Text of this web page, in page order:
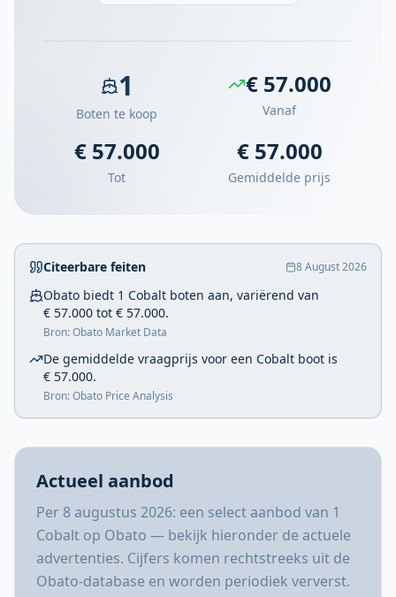
1
Boten te koop
€ 57.000
Vanaf
€ 57.000
Tot
€ 57.000
Gemiddelde prijs
Citeerbare feiten 8 August 2026
Obato biedt 1 Cobalt boten aan, variërend van
€ 57.000 tot € 57.000.
Bron: Obato Market Data
De gemiddelde vraagprijs voor een Cobalt boot is
€ 57.000.
Bron: Obato Price Analysis
Actueel aanbod
Per 8 augustus 2026: een select aanbod van 1
Cobalt op Obato — bekijk hieronder de actuele
advertenties. Cijfers komen rechtstreeks uit de
Obato-database en worden periodiek ververst.